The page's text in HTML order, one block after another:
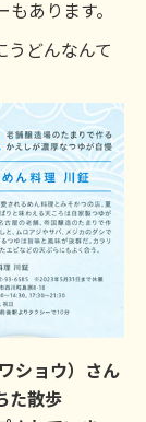
あります。
うどんなんて
ショウ）さん
た散歩